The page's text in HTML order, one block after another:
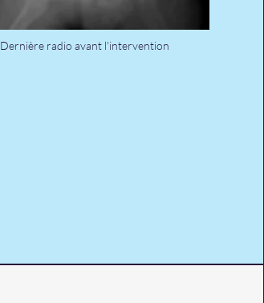
Dernière radio avant l'intervention